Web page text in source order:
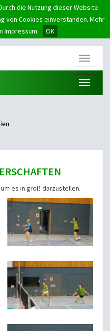
die Nutzung dieser Website
von Cookies einverstanden. Mehr
Impressum.
OK
Menü
Menü
es in groß darzustellen.